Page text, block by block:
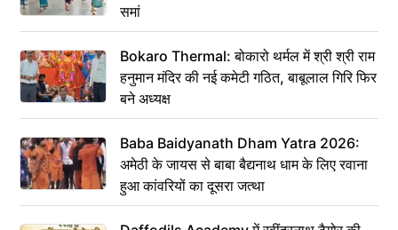
समां
Bokaro Thermal: बोकारो थर्मल में श्री श्री राम
हनुमान मंदिर की नई कमेटी गठित, बाबूलाल गिरि फिर
बने अध्यक्ष
Baba Baidyanath Dham Yatra 2026:
अमेठी के जायस से बाबा बैद्यनाथ धाम के लिए रवाना
हुआ कांवरियों का दूसरा जत्था